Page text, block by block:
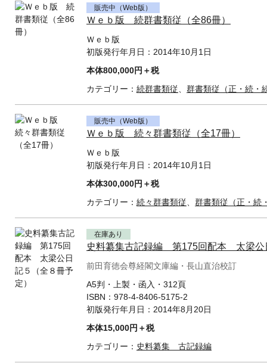
販売中（Web版）
Ｗｅｂ版 続群書類従（全86冊）
Ｗｅｂ版
初版発行年月日： 2014年10月1日
本体800,000円＋税
カテゴリー： 続群書類従、 群書類従（正・続・
販売中（Web版）
Ｗｅｂ版 続々群書類従（全17冊）
Ｗｅｂ版
初版発行年月日： 2014年10月1日
本体300,000円＋税
カテゴリー： 続々群書類従、 群書類従（正・続
在庫あり
史料纂集古記録編 第175回配本 太梁公
前田育徳会尊経閣文庫編・長山直治校訂
A5判・上製・函入・312頁
ISBN： 978-4-8406-5175-2
初版発行年月日： 2014年8月20日
本体15,000円＋税
カテゴリー： 史料纂集 古記録編